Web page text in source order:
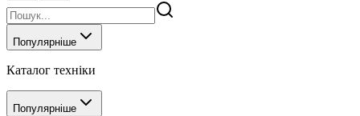
Популярніше
Каталог техніки
Популярніше